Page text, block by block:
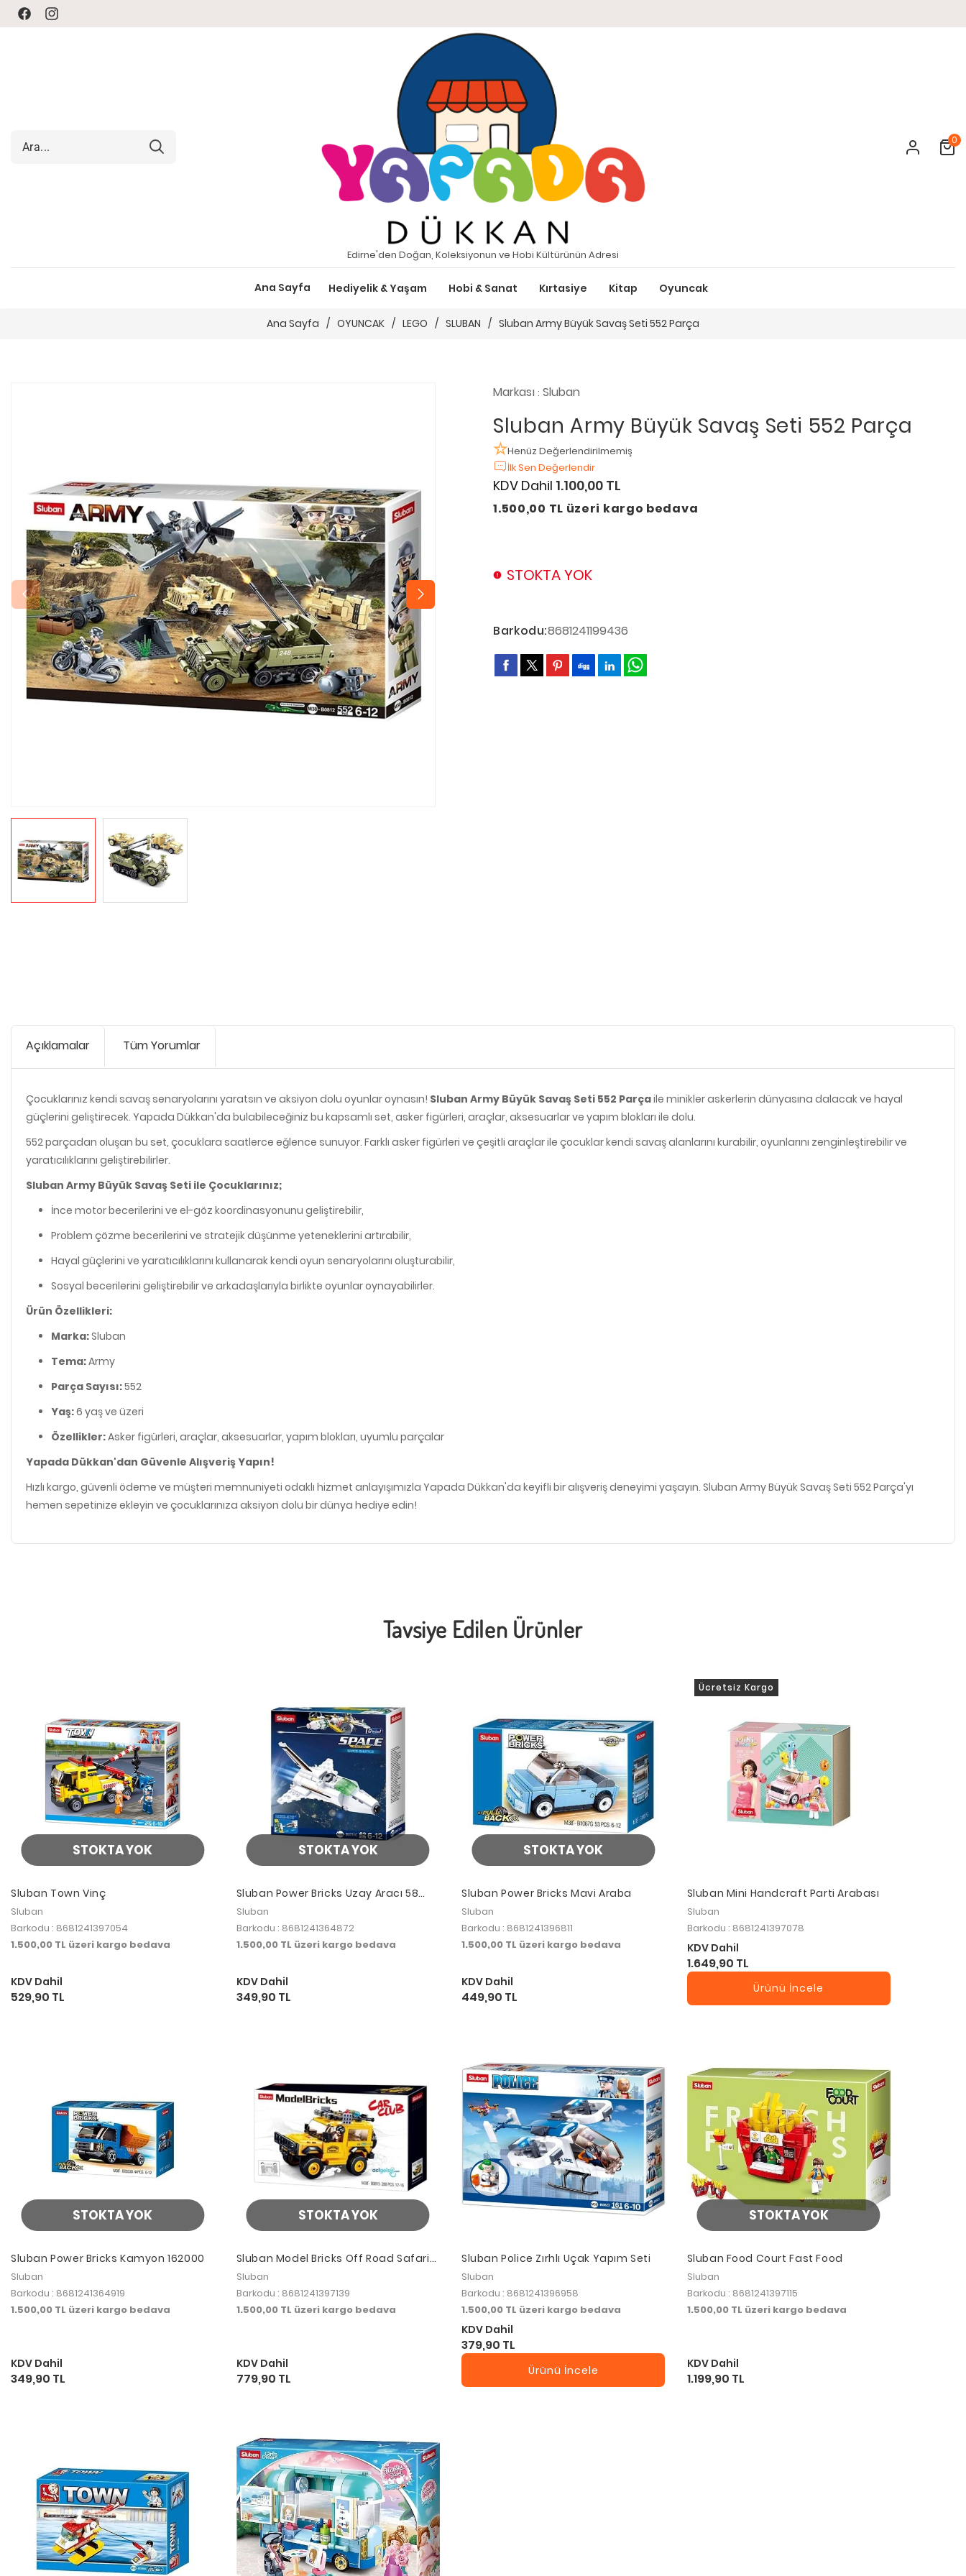
FacebookInstagram
Edirne'den Doğan, Koleksiyonun ve Hobi Kültürünün Adresi
Ana Sayfa Hediyelik & Yaşam Hobi & Sanat Kırtasiye Kitap Oyuncak
Cart
0
Ana Sayfa / OYUNCAK / LEGO / SLUBAN / Sluban Army Büyük Savaş Seti 552 Parça
Markası: Sluban
Sluban Army Büyük Savaş Seti 552 Parça
Henüz Değerlendirilmemiş
İlk Sen Değerlendir
KDV Dahil 1.100,00 TL
1.500,00 TL üzeri kargo bedava
STOKTA YOK
Barkodu:8681241199436
Açıklamalar Tüm Yorumlar
Çocuklarınız kendi savaş senaryolarını yaratsın ve aksiyon dolu oyunlar oynasın! Sluban Army Büyük Savaş Seti 552 Parçaile minikler askerlerin dünyasına dalacak ve hayal
güçlerini geliştirecek. Yapada Dükkan'da bulabileceğiniz bu kapsamlı set, asker figürleri, araçlar, aksesuarlar ve yapım blokları ile dolu.
552 parçadan oluşan bu set, çocuklara saatlerce eğlence sunuyor. Farklı asker figürleri ve çeşitli araçlar ile çocuklar kendi savaş alanlarını kurabilir, oyunlarını zenginleştirebilir ve
yaratıcılıklarını geliştirebilirler.
Sluban Army Büyük Savaş Seti ile Çocuklarınız;
İnce motor becerilerini ve el-göz koordinasyonunu geliştirebilir,
Problem çözme becerilerini ve stratejik düşünme yeteneklerini artırabilir,
Hayal güçlerini ve yaratıcılıklarını kullanarak kendi oyun senaryolarını oluşturabilir,
Sosyal becerilerini geliştirebilir ve arkadaşlarıyla birlikte oyunlar oynayabilirler.
Ürün Özellikleri:
Marka:Sluban
Tema:Army
Parça Sayısı:552
Yaş:6 yaş ve üzeri
Özellikler:Asker figürleri, araçlar, aksesuarlar, yapım blokları, uyumlu parçalar
Yapada Dükkan'dan Güvenle Alışveriş Yapın!
Hızlı kargo, güvenli ödeme ve müşteri memnuniyeti odaklı hizmet anlayışımızla Yapada Dükkan'da keyifli bir alışveriş deneyimi yaşayın. Sluban Army Büyük Savaş Seti 552 Parça'yı
hemen sepetinize ekleyin ve çocuklarınıza aksiyon dolu bir dünya hediye edin!
Tavsiye Edilen Ürünler
STOKTA YOK
Sluban Town Vinç
Sluban
Barkodu : 8681241397054
1.500,00 TL üzeri kargo bedava
KDV Dahil
529,90 TL
STOKTA YOK
Sluban Power Bricks Uzay Aracı 58
Parça
Sluban
Barkodu : 8681241364872
1.500,00 TL üzeri kargo bedava
KDV Dahil
349,90 TL
STOKTA YOK
Sluban Power Bricks Mavi Araba
Sluban
Barkodu : 8681241396811
1.500,00 TL üzeri kargo bedava
KDV Dahil
449,90 TL
Ücretsiz Kargo
Sluban Mini Handcraft Parti Arabası
Sluban
Barkodu : 8681241397078
KDV Dahil
1.649,90 TL
Ürünü İncele
STOKTA YOK
Sluban Power Bricks Kamyon 162000
Sluban
Barkodu : 8681241364919
1.500,00 TL üzeri kargo bedava
KDV Dahil
349,90 TL
STOKTA YOK
Sluban Model Bricks Off Road Safari
Aracı Sarı
Sluban
Barkodu : 8681241397139
1.500,00 TL üzeri kargo bedava
KDV Dahil
779,90 TL
Sluban Police Zırhlı Uçak Yapım Seti
Sluban
Barkodu : 8681241396958
1.500,00 TL üzeri kargo bedava
KDV Dahil
379,90 TL
Ürünü İncele
STOKTA YOK
Sluban Food Court Fast Food
Sluban
Barkodu : 8681241397115
1.500,00 TL üzeri kargo bedava
KDV Dahil
1.199,90 TL